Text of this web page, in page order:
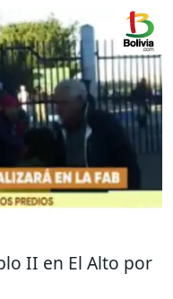
II en El Alto por